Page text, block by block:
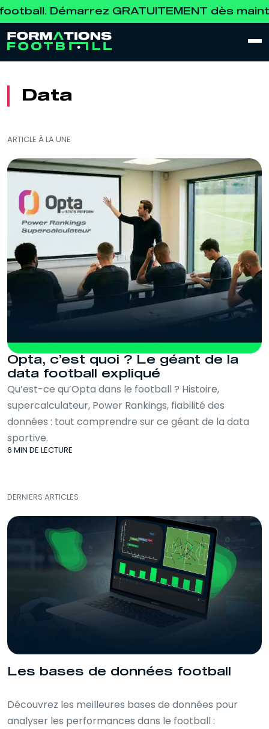
GRATUITEMENT dès maintenant
Data
ARTICLE À LA UNE
Opta, c’est quoi ? Le géant de la
data football expliqué
Qu’est-ce qu’Opta dans le football ? Histoire,
supercalculateur, Power Rankings, fiabilité des
données : tout comprendre sur ce géant de la data
sportive.
6 MIN DE LECTURE
DERNIERS ARTICLES
Les bases de données football
Découvrez les meilleures bases de données pour
analyser les performances dans le football :